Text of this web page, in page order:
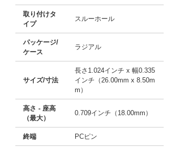
取り付けタ
イプ
スルーホール
パッケージ/
ケース
ラジアル
サイズ/寸法
長さ1.024インチ x 幅0.335
インチ（26.00mm x 8.50m
m）
高さ - 座高
（最大）
0.709インチ（18.00mm）
終端 PCピン